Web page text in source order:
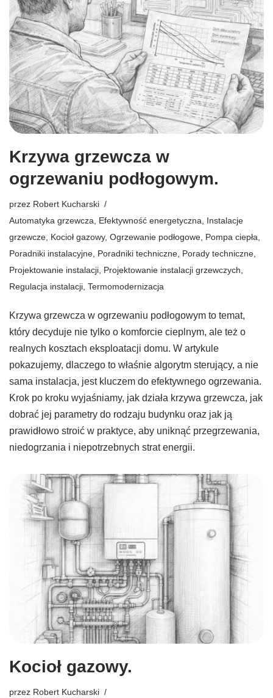
Krzywa grzewcza w
ogrzewaniu podłogowym.
przez Robert Kucharski
Automatyka grzewcza
Efektywność energetyczna
Instalacje
grzewcze Kocioł gazowy, Ogrzewanie podłogowe Pompa ciepła
Poradniki instalacyjne Poradniki techniczne Porady techniczne
Projektowanie instalacji Projektowanie instalacji grzewczych
Regulacja instalacji Termomodernizacja
Krzywa grzewcza w ogrzewaniu podłogowym to temat,
który decyduje nie tylko o komforcie cieplnym, ale też o
realnych kosztach eksploatacji domu. W artykule
pokazujemy, dlaczego to właśnie algorytm sterujący, a nie
sama instalacja, jest kluczem do efektywnego ogrzewania.
Krok po kroku wyjaśniamy, jak działa krzywa grzewcza, jak
dobrać jej parametry do rodzaju budynku oraz jak ją
prawidłowo stroić w praktyce, aby uniknąć przegrzewania,
niedogrzania i niepotrzebnych strat energii.
Kocioł gazowy.
przez Robert Kucharski